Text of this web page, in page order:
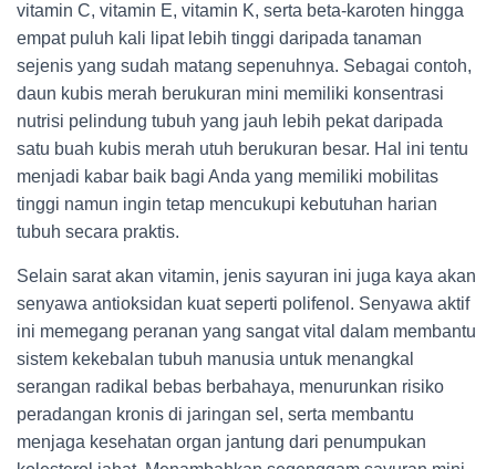
vitamin C, vitamin E, vitamin K, serta beta-karoten hingga
empat puluh kali lipat lebih tinggi daripada tanaman
sejenis yang sudah matang sepenuhnya. Sebagai contoh,
daun kubis merah berukuran mini memiliki konsentrasi
nutrisi pelindung tubuh yang jauh lebih pekat daripada
satu buah kubis merah utuh berukuran besar. Hal ini tentu
menjadi kabar baik bagi Anda yang memiliki mobilitas
tinggi namun ingin tetap mencukupi kebutuhan harian
tubuh secara praktis.
Selain sarat akan vitamin, jenis sayuran ini juga kaya akan
senyawa antioksidan kuat seperti polifenol. Senyawa aktif
ini memegang peranan yang sangat vital dalam membantu
sistem kekebalan tubuh manusia untuk menangkal
serangan radikal bebas berbahaya, menurunkan risiko
peradangan kronis di jaringan sel, serta membantu
menjaga kesehatan organ jantung dari penumpukan